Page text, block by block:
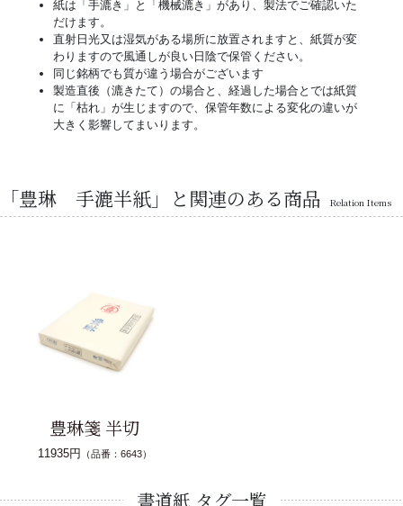
紙は「手漉き」と「機械漉き」があり、製法でご確認いた
だけます。
直射日光又は湿気がある場所に放置されますと、紙質が変
わりますので風通しが良い日陰で保管ください。
同じ銘柄でも質が違う場合がございます
製造直後（漉きたて）の場合と、経過した場合とでは紙質
に「枯れ」が生じますので、保管年数による変化の違いが
大きく影響してまいります。
「豊琳 手漉半紙」と関連のある商品 Relation Items
豊琳箋 半切
11935円 （品番：6643）
書道紙 タグ一覧